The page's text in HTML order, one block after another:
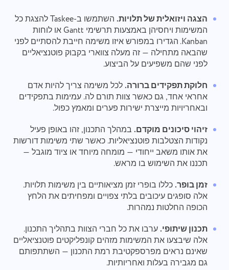
הצגה ויזואלית של תלויות.
השתמשו ב-Taskee להצגת כל
המשימות ויחסיהן באמצעות תרשימי Gantt או לוחות
Kanban. הגדירו במפורש איזו משימה חייבת להסתיים לפני
שהבאה מתחילה — זה מעלה צווארי בקבוק פוטנציאליים
לפני שהם משפיעים על הביצוע.
חלוקת תפקידים ברורה.לכל משימה צריך להיות אדם
אחראי אחד, גם כאשר צוות תורם לה. עמימות בתפקידים
ובאחריויות מייצרת ישירות פערים ומאמץ כפול.
זיהוי סיכונים מוקדם.במהלך התכנון, זהו באופן פעיל
נקודות הצטלבות פוטנציאליות. כאשר שתי משימות דורשות
את אותו משאב ייחודי — מומחה מיוחד או ציוד מוגבל —
תכננו את השימוש בו מראש.
זמן בופר.כללו בופרי זמן מציאותיים בין משימות תלויות.
אלה סופגים עיכובים בלתי צפויים ומפחיתים את הלחץ
הכופה החלטות נמהרות.
תכנון שיתופי.ערבו את כל חברי הצוות בתהליך התכנון.
אלה שיבצעו את המשימות מזהים קונפליקטים פוטנציאליים
שאינם נראים מפרספקטיבת רמת התכנון — השתתפותם
גם מגבירה בעלות ואחריותיות.